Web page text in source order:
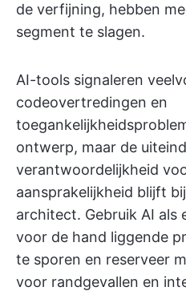
de verfijning, hebben
segment te slagen.
AI-tools signaleren
codeovertredingen en
ontwerp, maar de
verantwoordelijkheid
aansprakelijkheid blijft
architect. Gebruik AI als
voor de hand liggende
te sporen en reserveer
voor randgevallen en